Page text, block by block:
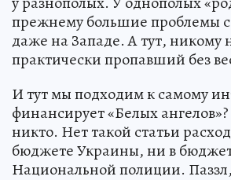
прежнему большие проблемы
даже на Западе. А тут,
практически пропавший без
И тут мы подходим к самому
финансирует «Белых
никто. Нет такой статьи
бюджете Украины, ни в
Национальной полиции.